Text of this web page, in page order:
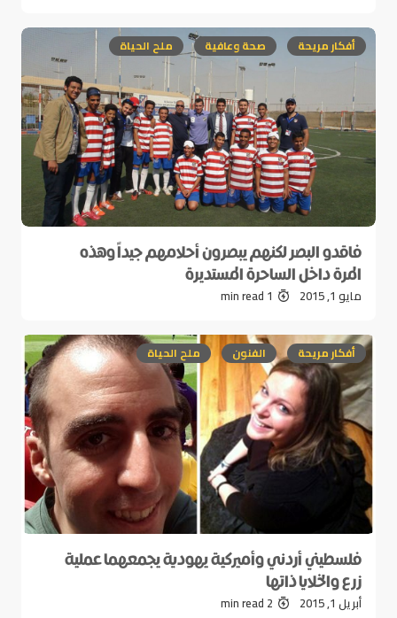
أفكار مريحة صحة وعافية ملح الحياة
فاقدو البصر لكنهم يبصرون أحلامهم جيداً وهذه
المرة داخل الساحرة المستديرة
مايو 1, 2015 1 min read
أفكار مريحة الفنون ملح الحياة
فلسطيني أردني وأميركية يهودية يجمعهما عملية
زرع والخلايا ذاتها
أبريل 1, 2015 2 min read